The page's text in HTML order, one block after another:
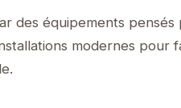
des équipements
modernes pour